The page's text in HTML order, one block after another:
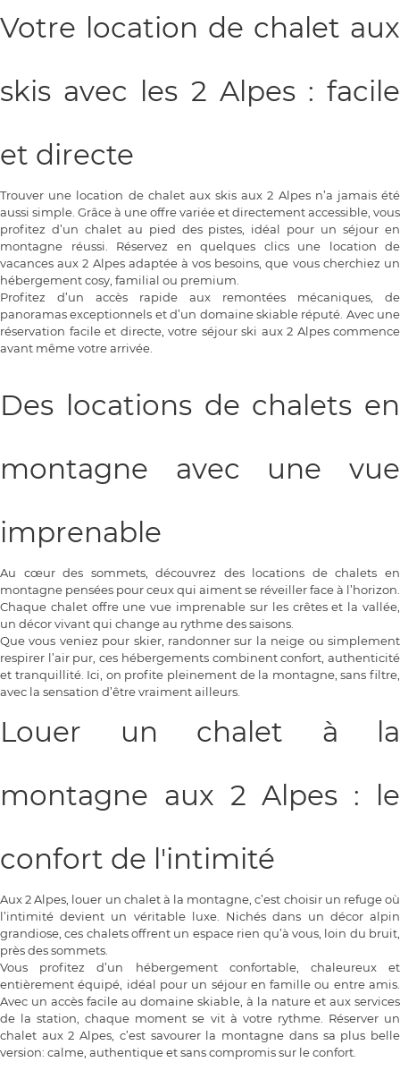
Votre location de chalet aux
skis avec les 2 Alpes : facile
et directe
Trouver une location de chalet aux skis aux 2 Alpes n’a jamais été
aussi simple. Grâce à une offre variée et directement accessible, vous
profitez d’un chalet au pied des pistes, idéal pour un séjour en
montagne réussi. Réservez en quelques clics une location de
vacances aux 2 Alpes adaptée à vos besoins, que vous cherchiez un
hébergement cosy, familial ou premium.
Profitez d’un accès rapide aux remontées mécaniques, de
panoramas exceptionnels et d’un domaine skiable réputé. Avec une
réservation facile et directe, votre séjour ski aux 2 Alpes commence
avant même votre arrivée.
Des locations de chalets en
montagne avec une vue
imprenable
Au cœur des sommets, découvrez des locations de chalets en
montagne pensées pour ceux qui aiment se réveiller face à l’horizon.
Chaque chalet offre une vue imprenable sur les crêtes et la vallée,
un décor vivant qui change au rythme des saisons.
Que vous veniez pour skier, randonner sur la neige ou simplement
respirer l’air pur, ces hébergements combinent confort, authenticité
et tranquillité. Ici, on profite pleinement de la montagne, sans filtre,
avec la sensation d’être vraiment ailleurs.
Louer un chalet à la
montagne aux 2 Alpes : le
confort de l'intimité
Aux 2 Alpes, louer un chalet à la montagne, c’est choisir un refuge où
l’intimité devient un véritable luxe. Nichés dans un décor alpin
grandiose, ces chalets offrent un espace rien qu’à vous, loin du bruit,
près des sommets.
Vous profitez d’un hébergement confortable, chaleureux et
entièrement équipé, idéal pour un séjour en famille ou entre amis.
Avec un accès facile au domaine skiable, à la nature et aux services
de la station, chaque moment se vit à votre rythme. Réserver un
chalet aux 2 Alpes, c’est savourer la montagne dans sa plus belle
version: calme, authentique et sans compromis sur le confort.